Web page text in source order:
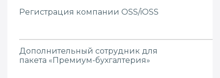
Регистрация компании OSS/iOSS
Дополнительный сотрудник для
пакета «Премиум-бухгалтерия»